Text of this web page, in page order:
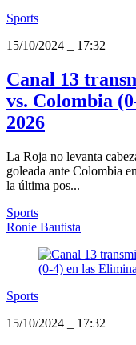
Sports
15/10/2024
17:32
Canal 13
vs. Colombia
2026
La Roja no levanta
goleada ante Colombia
la última pos...
Sports
Ronie Bautista
Sports
15/10/2024
17:32